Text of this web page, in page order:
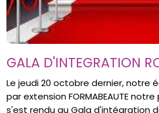
GALA D'INTEGRATION
Le jeudi 20 octobre dernier, notre
par extension FORMABEAUTE notre
s'est rendu au Gala d'intégration